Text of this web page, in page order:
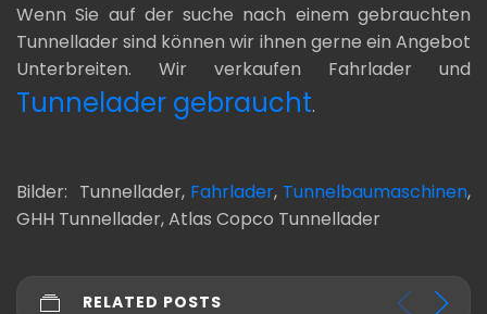
Wenn Sie auf der suche nach einem gebrauchten
Tunnellader sind können wir ihnen gerne ein Angebot
Unterbreiten. Wir verkaufen Fahrlader und
Tunnelader gebraucht.
Bilder: Tunnellader, Fahrlader, Tunnelbaumaschinen,
GHH Tunnellader, Atlas Copco Tunnellader
RELATED POSTS